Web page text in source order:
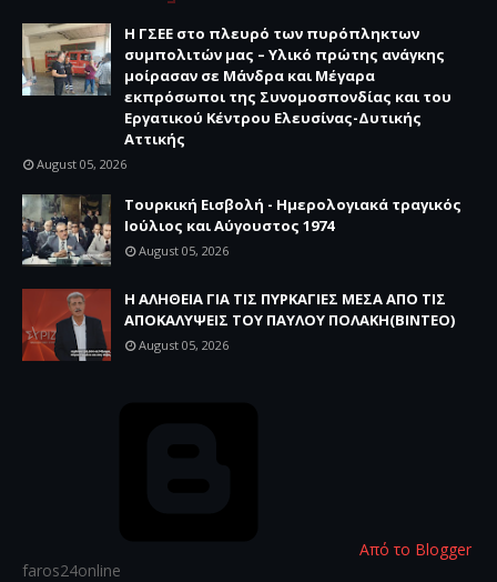
H ΓΣΕΕ στο πλευρό των πυρόπληκτων
συμπολιτών μας – Υλικό πρώτης ανάγκης
μοίρασαν σε Μάνδρα και Μέγαρα
εκπρόσωποι της Συνομοσπονδίας και του
Εργατικού Κέντρου Ελευσίνας-Δυτικής
Αττικής
August 05, 2026
Τουρκική Εισβολή - Ημερολογιακά τραγικός
Ιούλιος και Αύγουστος 1974
August 05, 2026
Η ΑΛΗΘΕΙΑ ΓΙΑ ΤΙΣ ΠΥΡΚΑΓΙΕΣ ΜΕΣΑ ΑΠΟ ΤΙΣ
ΑΠΟΚΑΛΥΨΕΙΣ ΤΟΥ ΠΑΥΛΟΥ ΠΟΛΑΚΗ(ΒΙΝΤΕΟ)
August 05, 2026
Από το Blogger
faros24online